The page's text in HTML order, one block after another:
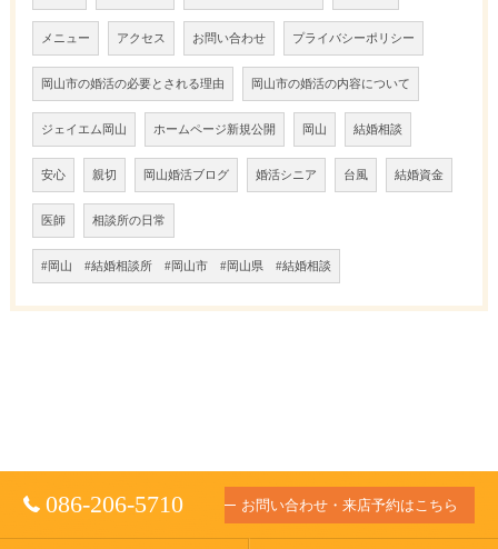
メニュー アクセス お問い合わせ プライバシーポリシー
岡山市の婚活の必要とされる理由 岡山市の婚活の内容について
ジェイエム岡山 ホームページ新規公開 岡山 結婚相談
安心 親切 岡山婚活ブログ 婚活シニア 台風 結婚資金
医師 相談所の日常
#岡山 #結婚相談所 #岡山市 #岡山県 #結婚相談
086-206-5710 お問い合わせ・来店予約はこちら